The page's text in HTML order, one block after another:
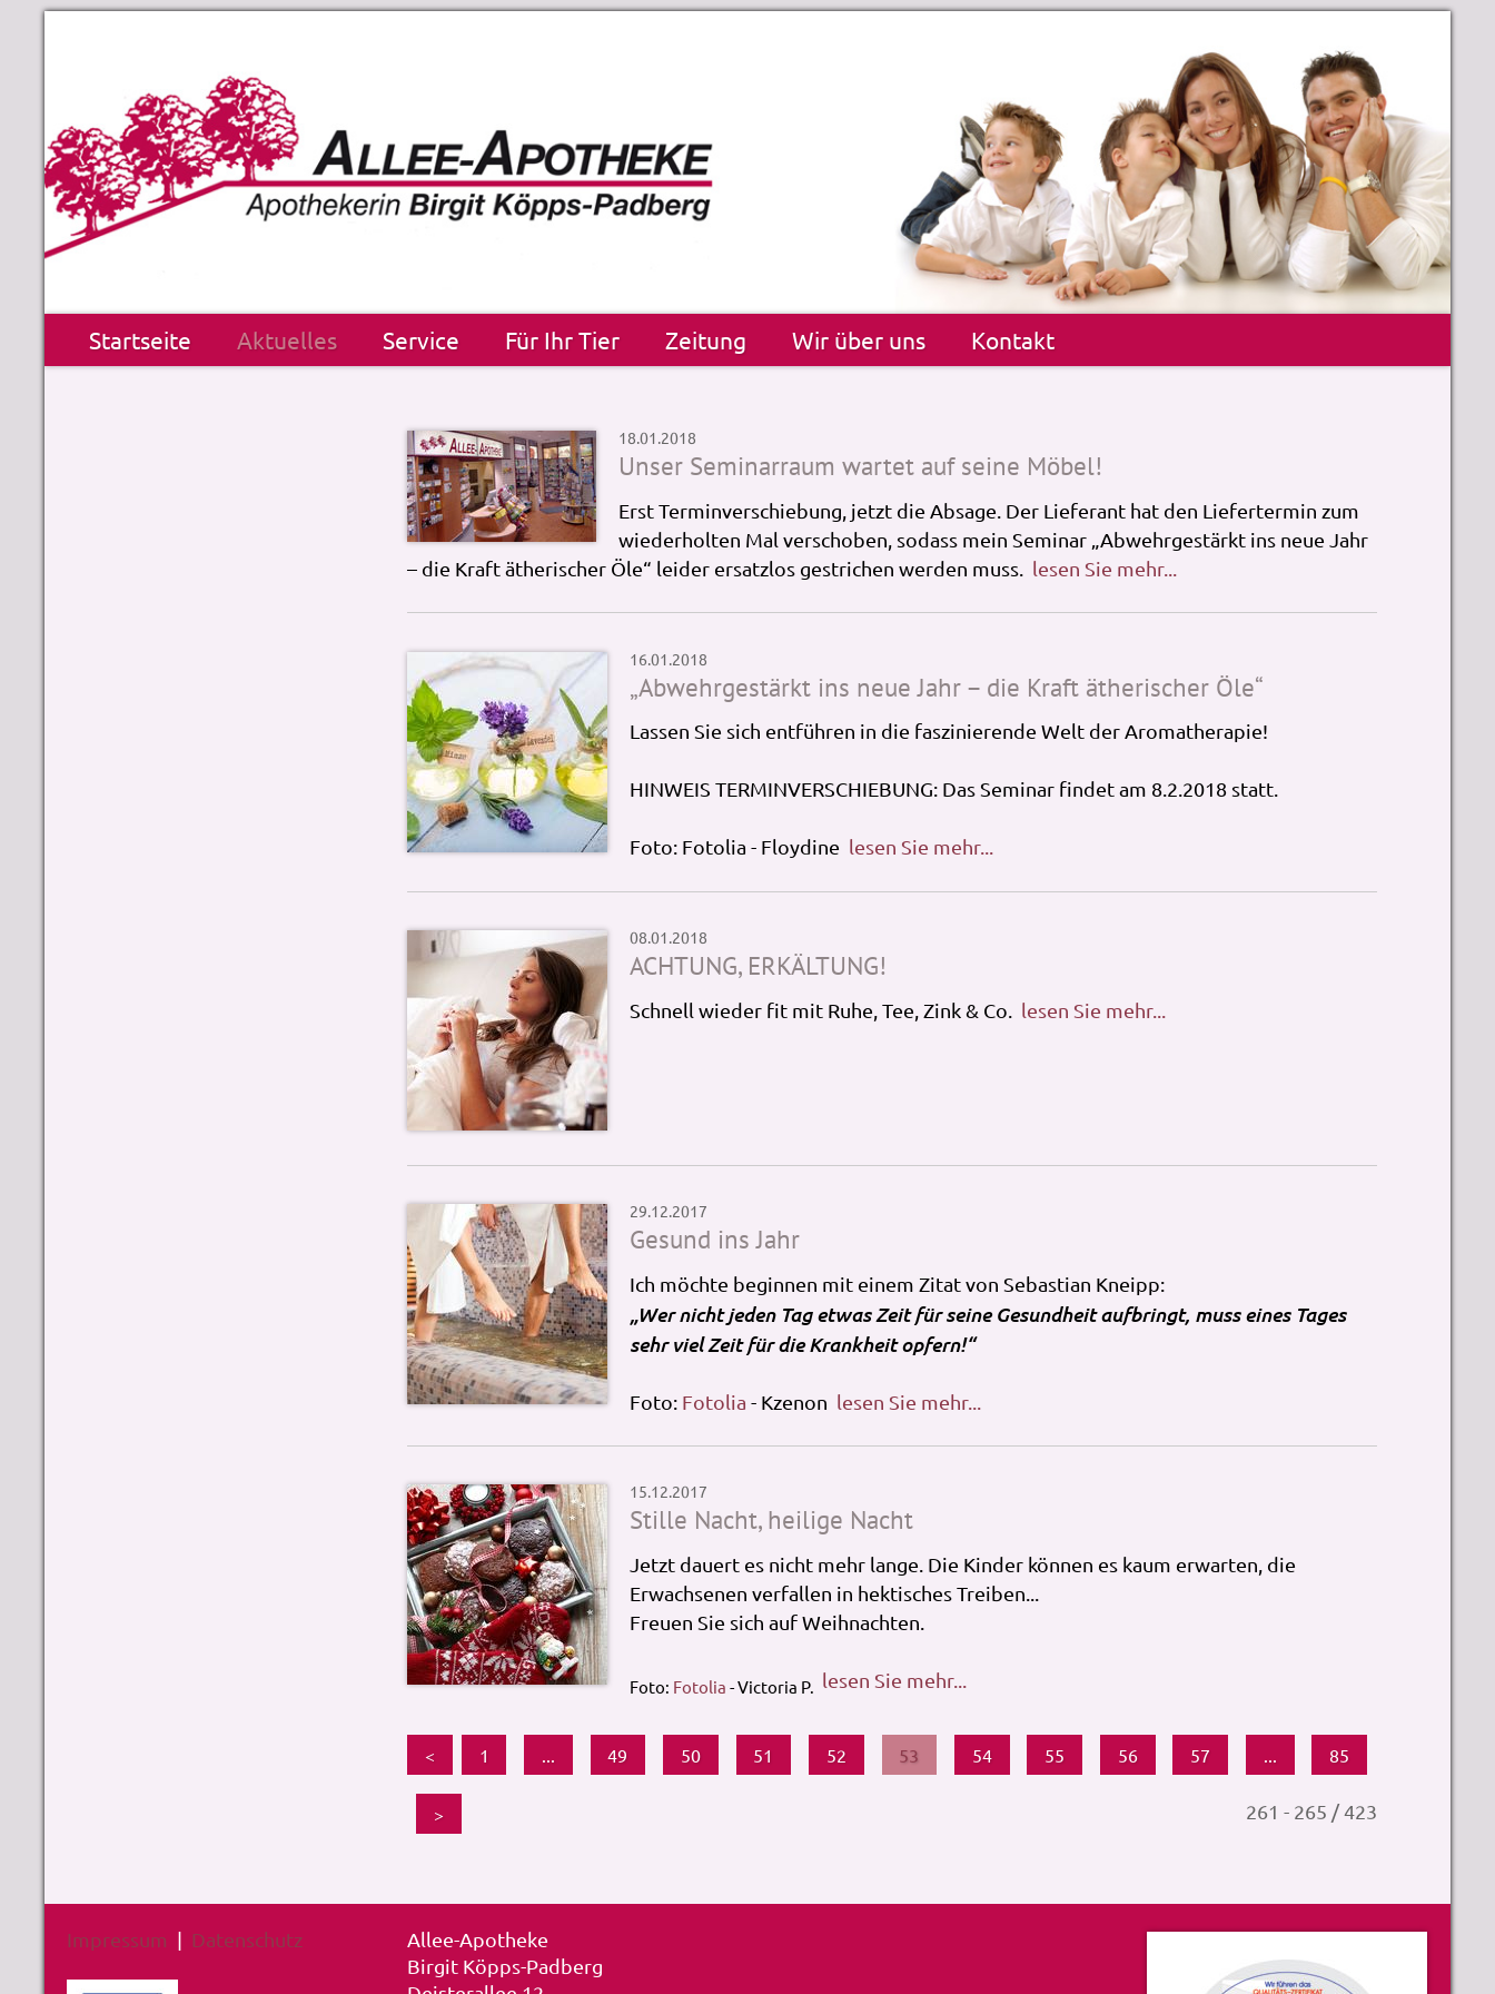
Startseite Aktuelles Service Für Ihr Tier Zeitung Wir über uns Kontakt
18.01.2018
Unser Seminarraum wartet auf seine Möbel!
Erst Terminverschiebung, jetzt die Absage. Der Lieferant hat den Liefertermin zum
wiederholten Mal verschoben, sodass mein Seminar „Abwehrgestärkt ins neue Jahr
– die Kraft ätherischer Öle“ leider ersatzlos gestrichen werden muss. lesen Sie mehr...
16.01.2018
„Abwehrgestärkt ins neue Jahr – die Kraft ätherischer Öle“
Lassen Sie sich entführen in die faszinierende Welt der Aromatherapie!
HINWEIS TERMINVERSCHIEBUNG: Das Seminar findet am 8.2.2018 statt.
Foto: Fotolia - Floydine lesen Sie mehr...
08.01.2018
ACHTUNG, ERKÄLTUNG!
Schnell wieder fit mit Ruhe, Tee, Zink & Co. lesen Sie mehr...
29.12.2017
Gesund ins Jahr
Ich möchte beginnen mit einem Zitat von Sebastian Kneipp:
„Wer nicht jeden Tag etwas Zeit für seine Gesundheit aufbringt, muss eines Tages
sehr viel Zeit für die Krankheit opfern!“
Foto: Fotolia - Kzenon lesen Sie mehr...
15.12.2017
Stille Nacht, heilige Nacht
Jetzt dauert es nicht mehr lange. Die Kinder können es kaum erwarten, die
Erwachsenen verfallen in hektisches Treiben...
Freuen Sie sich auf Weihnachten.
Foto: Fotolia - Victoria P. lesen Sie mehr...
< 1 ... 49 50 51 52 53 54 55 56 57 ... 85
> 261 - 265 / 423
Impressum | Datenschutz
Allee-Apotheke
Birgit Köpps-Padberg